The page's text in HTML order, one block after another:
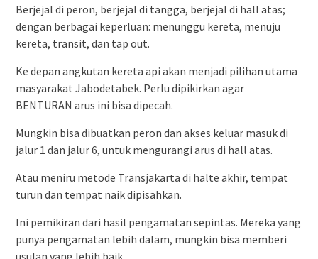
Berjejal di peron, berjejal di tangga, berjejal di hall atas;
dengan berbagai keperluan: menunggu kereta, menuju
kereta, transit, dan tap out.
Ke depan angkutan kereta api akan menjadi pilihan utama
masyarakat Jabodetabek. Perlu dipikirkan agar
BENTURAN arus ini bisa dipecah.
Mungkin bisa dibuatkan peron dan akses keluar masuk di
jalur 1 dan jalur 6, untuk mengurangi arus di hall atas.
Atau meniru metode Transjakarta di halte akhir, tempat
turun dan tempat naik dipisahkan.
Ini pemikiran dari hasil pengamatan sepintas. Mereka yang
punya pengamatan lebih dalam, mungkin bisa memberi